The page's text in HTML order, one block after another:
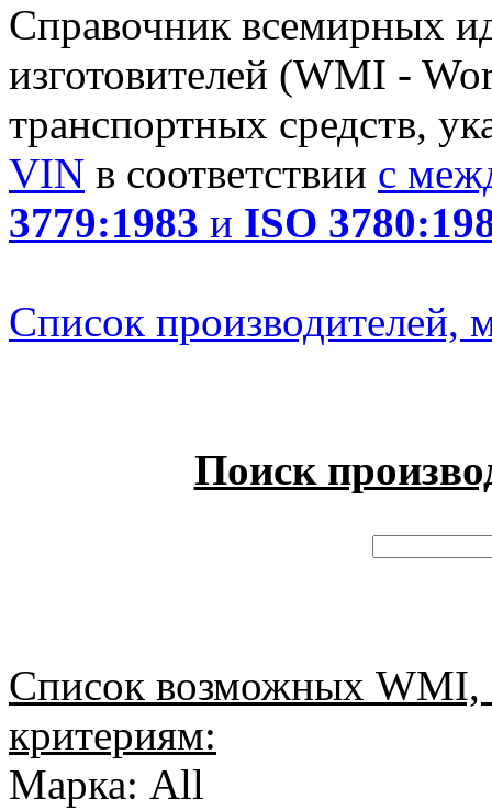
Справочник всемирных
изготовителей (WMI -
транспортных средств,
VIN в соответствии с
3779:1983 и ISO
Список производителей,
Поиск
Список возможных
критериям:
Марка: All